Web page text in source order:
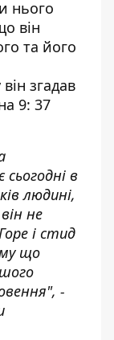
нього
він
та його
згадав
9: 37
в
людині,
не
і стид
що
-